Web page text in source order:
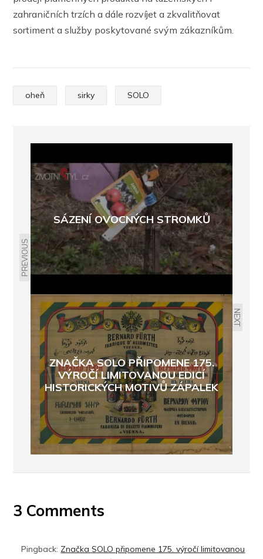
zahraničních trzích a dále rozvíjet a zkvalitňovat
sortiment a služby poskytované svým zákazníkům.
oheň sirky SOLO
PREVIOUS
SÁZENÍ OVOCNÝCH STROMKŮ
NEXT
ZNAČKA SOLO PŘIPOMENE 175.
VÝROČÍ LIMITOVANOU EDICÍ
HISTORICKÝCH MOTIVŮ ZÁPALEK
3 Comments
Pingback: Značka SOLO připomene 175. výročí limitovanou